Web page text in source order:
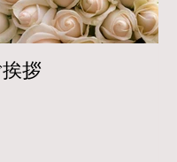
拶